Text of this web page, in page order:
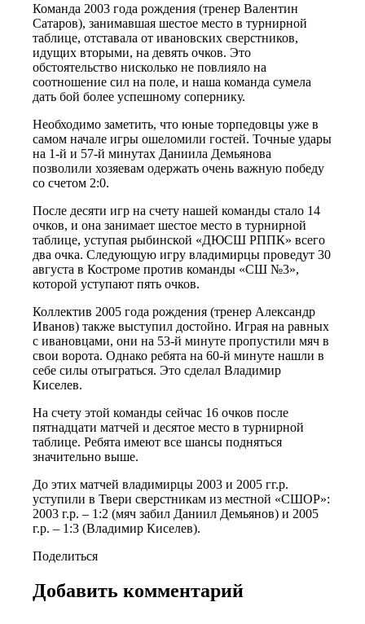
Команда 2003 года рождения (тренер Валентин
Сатаров), занимавшая шестое место в турнирной
таблице, отставала от ивановских сверстников,
идущих вторыми, на девять очков. Это
обстоятельство нисколько не повлияло на
соотношение сил на поле, и наша команда сумела
дать бой более успешному сопернику.
Необходимо заметить, что юные торпедовцы уже в
самом начале игры ошеломили гостей. Точные удары
на 1-й и 57-й минутах Даниила Демьянова
позволили хозяевам одержать очень важную победу
со счетом 2:0.
После десяти игр на счету нашей команды стало 14
очков, и она занимает шестое место в турнирной
таблице, уступая рыбинской «ДЮСШ РППК» всего
два очка. Следующую игру владимирцы проведут 30
августа в Костроме против команды «СШ №3»,
которой уступают пять очков.
Коллектив 2005 года рождения (тренер Александр
Иванов) также выступил достойно. Играя на равных
с ивановцами, они на 53-й минуте пропустили мяч в
свои ворота. Однако ребята на 60-й минуте нашли в
себе силы отыграться. Это сделал Владимир
Киселев.
На счету этой команды сейчас 16 очков после
пятнадцати матчей и десятое место в турнирной
таблице. Ребята имеют все шансы подняться
значительно выше.
До этих матчей владимирцы 2003 и 2005 гг.р.
уступили в Твери сверстникам из местной «СШОР»:
2003 г.р. – 1:2 (мяч забил Даниил Демьянов) и 2005
г.р. – 1:3 (Владимир Киселев).
Поделиться
Добавить комментарий